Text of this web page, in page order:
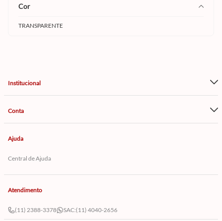
cor
TRANSPARENTE
Institucional
Conta
Ajuda
Central de Ajuda
Atendimento
(11) 2388-3378 SAC:(11) 4040-2656